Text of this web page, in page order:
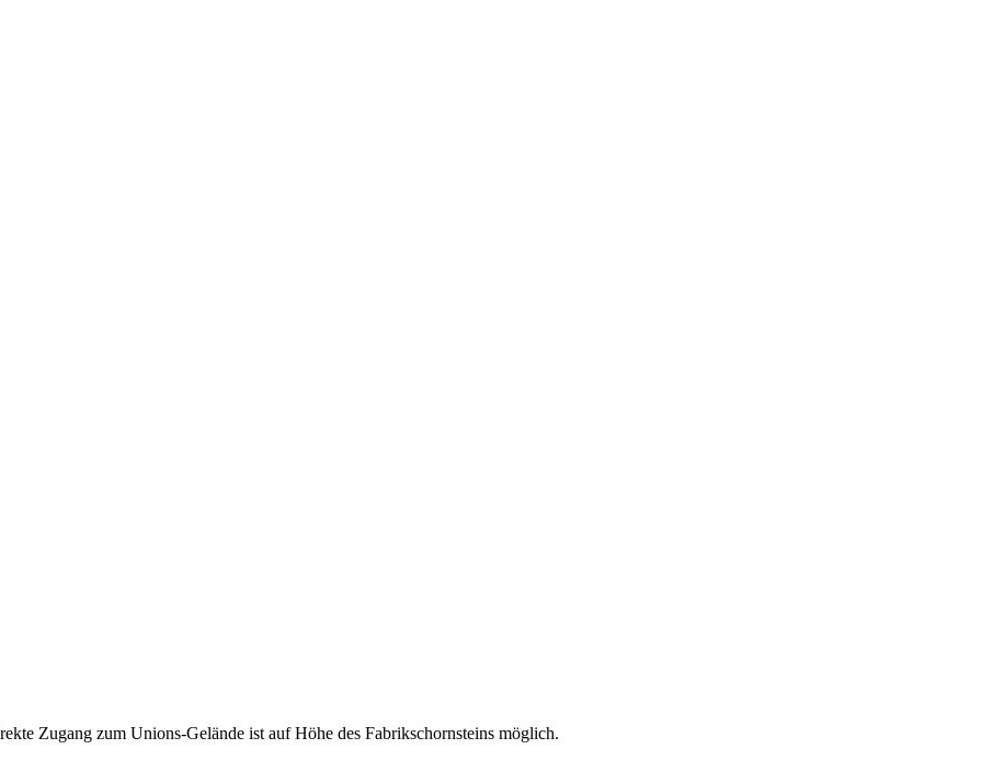
Zugang zum Unions-Gelände ist auf Höhe des Fabrikschornsteins möglich.